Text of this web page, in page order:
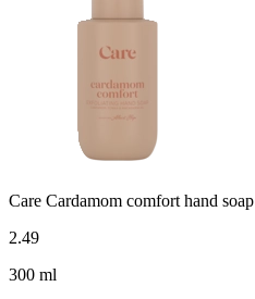
Care Cardamom comfort hand soap
2.49
300 ml